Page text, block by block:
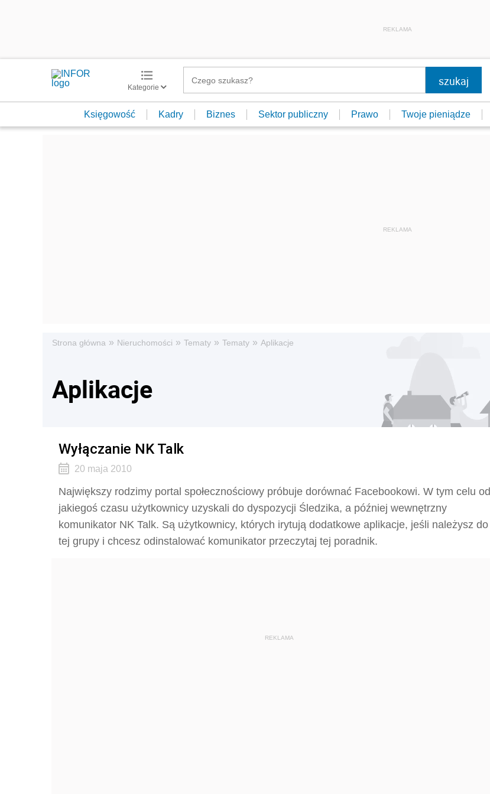
REKLAMA
Kategorie
Księgowość Kadry Biznes Sektor publiczny Prawo Twoje pieniądze
Strona główna » Nieruchomości » Tematy » Tematy » Aplikacje
Aplikacje
Wyłączanie NK Talk
20 maja 2010
Największy rodzimy portal społecznościowy próbuje dorównać Facebookowi. W tym celu od
jakiegoś czasu użytkownicy uzyskali do dyspozycji Śledzika, a później wewnętrzny
komunikator NK Talk. Są użytkownicy, których irytują dodatkowe aplikacje, jeśli należysz do
tej grupy i chcesz odinstalować komunikator przeczytaj tej poradnik.
REKLAMA